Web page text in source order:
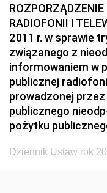
1923
1920
RADIOFONII I
2011 r. w sprawie
związanego z
informowaniem w
publicznej
prowadzonej
publicznego
pożytku
Dziennik Ustaw rok